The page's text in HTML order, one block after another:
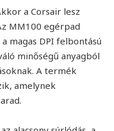
a Corsair lesz
MM100 egérpad
magas DPI felbontású
minőségű anyagból
A termék
amelynek